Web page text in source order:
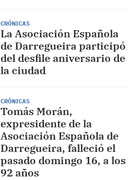
CRÓNICAS
La Asociación Española
de Darregueira participó
del desfile aniversario de
la ciudad
CRÓNICAS
Tomás Morán,
expresidente de la
Asociación Española de
Darregueira, falleció el
pasado domingo 16, a los
92 años